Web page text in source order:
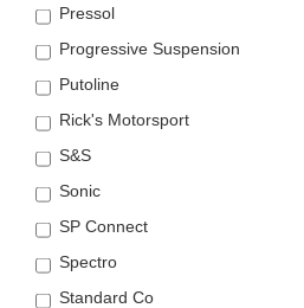
Pressol
Progressive Suspension
Putoline
Rick's Motorsport
S&S
Sonic
SP Connect
Spectro
Standard Co